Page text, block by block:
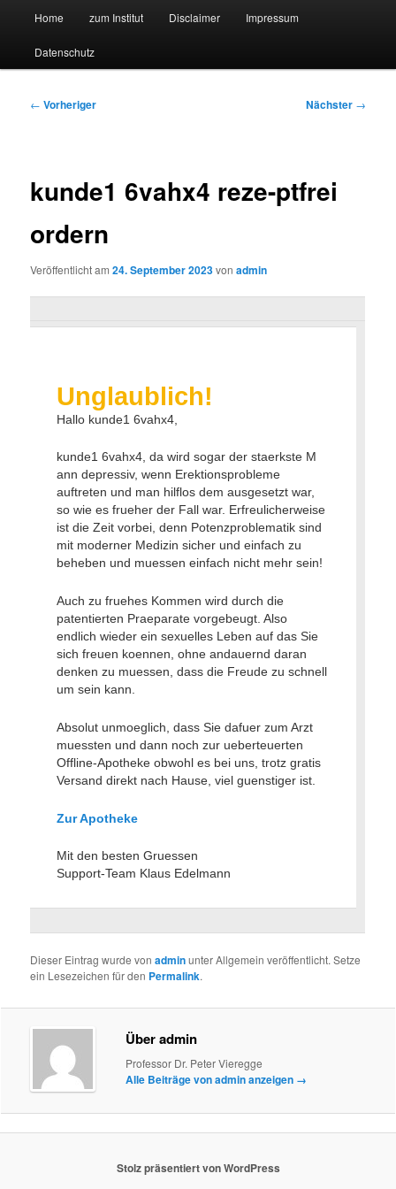
Suchmaschine Forschung und
Technologie
Zum
primären
Zum
sekundären
Home zum Institut Disclaimer Impressum
Datenschutz
Beitragsnavigation
← Vorheriger Nächster →
kunde1 6vahx4 reze-ptfrei
ordern
Veröffentlicht am24. September 2023vonadmin
Unglaublich!
Hallo kunde1 6vahx4,
kunde1 6vahx4, da wird sogar der staerkste M
ann depressiv, wenn Erektionsprobleme
auftreten und man hilflos dem ausgesetzt war,
so wie es frueher der Fall war. Erfreulicherweise
ist die Zeit vorbei, denn Potenzproblematik sind
mit moderner Medizin sicher und einfach zu
beheben und muessen einfach nicht mehr sein!
Auch zu fruehes Kommen wird durch die
patentierten Praeparate vorgebeugt. Also
endlich wieder ein sexuelles Leben auf das Sie
sich freuen koennen, ohne andauernd daran
denken zu muessen, dass die Freude zu schnell
um sein kann.
Absolut unmoeglich, dass Sie dafuer zum Arzt
muessten und dann noch zur ueberteuerten
Offline-Apotheke obwohl es bei uns, trotz gratis
Versand direkt nach Hause, viel guenstiger ist.
Zur Apotheke
Mit den besten Gruessen
Support-Team Klaus Edelmann
Dieser Eintrag wurde vonadminunter Allgemein veröffentlicht. Setze
ein Lesezeichen für den Permalink.
Über admin
Professor Dr. Peter Vieregge
Alle Beiträge von admin anzeigen →
Stolz präsentiert von WordPress